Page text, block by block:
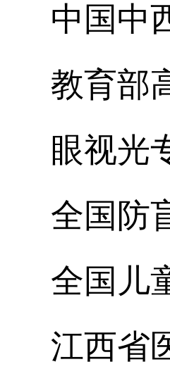
中国中
教育部
眼视光
全国防
全国儿
江西省